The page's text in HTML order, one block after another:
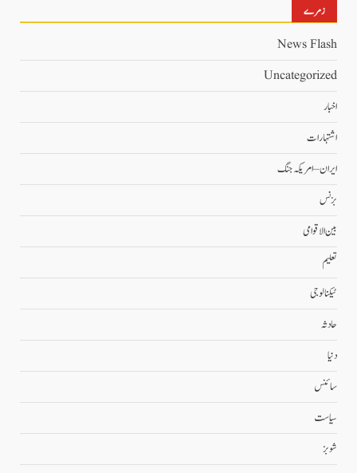
زمرے
News Flash
Uncategorized
اخبار
اشتہارات
ایران – امریکہ جنگ
بزنس
بین الاقوامی
تعلیم
ٹیکنالوجی
حادثہ
دنیا
سائنس
سیاست
شوبز